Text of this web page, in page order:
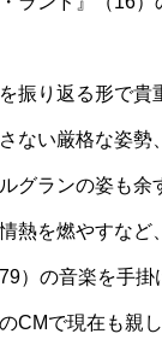
振り返る形で貴
ない厳格な姿
グランの姿も
熱を燃やすな
）の音楽を手
CMで現在も親